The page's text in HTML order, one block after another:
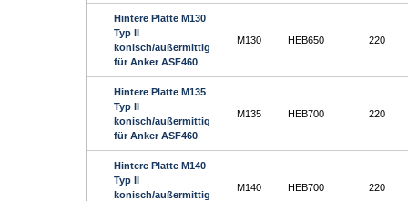
Hintere Platte M130
Typ II
konisch/außermittig
für Anker ASF460
M130 HEB650 220
Hintere Platte M135
Typ II
konisch/außermittig
für Anker ASF460
M135 HEB700 220
Hintere Platte M140
Typ II
konisch/außermittig
M140 HEB700 220